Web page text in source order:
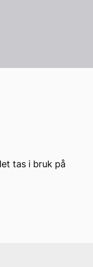
tas i bruk på